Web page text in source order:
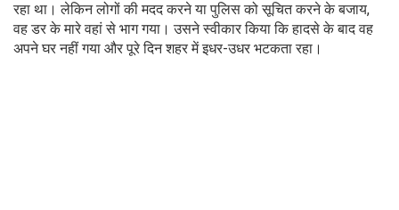
रहा था। लेकिन लोगों की मदद करने या पुलिस को सूचित करने के बजाय,
वह डर के मारे वहां से भाग गया। उसने स्वीकार किया कि हादसे के बाद वह
अपने घर नहीं गया और पूरे दिन शहर में इधर-उधर भटकता रहा।